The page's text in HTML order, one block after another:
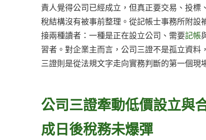
責人覺得公司已經成立，但真正要交易、投
稅結構沒有被事前整理。從記帳士事務所附
接兩種讀者：一種是正在設立公司、需要記帳
習者。對企業主而言，公司三證不是孤立資
三證則是從法規文字走向實務判斷的第一個現
公司三證牽動低價設立與
成日後稅務未爆彈